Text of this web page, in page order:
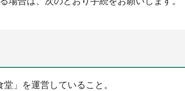
」を運営していること。